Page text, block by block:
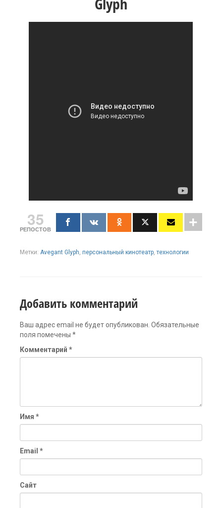
35
РЕПОСТОВ
Метки: Avegant Glyph персональный кинотеатр ,технологии
Добавить комментарий
Ваш адрес email не будет опубликован. Обязательные
поля помечены *
Комментарий *
Имя *
Email *
Сайт